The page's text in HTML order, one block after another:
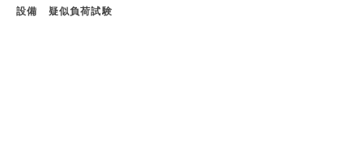
設備 疑似負荷試験